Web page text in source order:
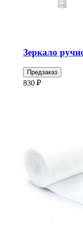
Зеркало
Предзаказ
830 ₽